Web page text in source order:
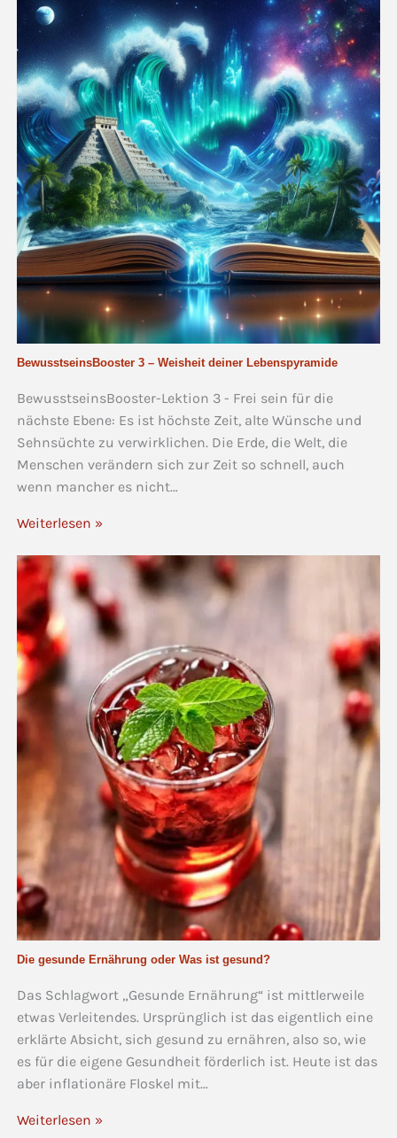
BewusstseinsBooster 3 – Weisheit deiner Lebenspyramide
BewusstseinsBooster-Lektion 3 - Frei sein für die
nächste Ebene: Es ist höchste Zeit, alte Wünsche und
Sehnsüchte zu verwirklichen. Die Erde, die Welt, die
Menschen verändern sich zur Zeit so schnell, auch
wenn mancher es nicht…
Weiterlesen »
Die gesunde Ernährung oder Was ist gesund?
Das Schlagwort „Gesunde Ernährung“ ist mittlerweile
etwas Verleitendes. Ursprünglich ist das eigentlich eine
erklärte Absicht, sich gesund zu ernähren, also so, wie
es für die eigene Gesundheit förderlich ist. Heute ist das
aber inflationäre Floskel mit…
Weiterlesen »